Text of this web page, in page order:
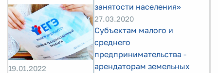
19.01.2022
занятости населения»
27.03.2020
Субъектам малого и
среднего
предпринимательства -
арендаторам земельных